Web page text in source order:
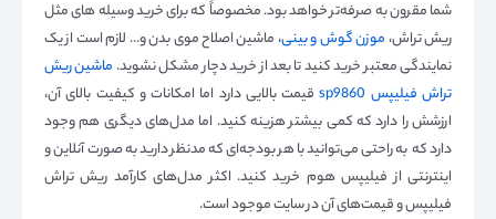
شما مقرون به صرفه‌تر خواهد بود. مخصوصاً که برای خرید وسیله‌ های مثل
ریش تراش، موزن گوش و بینی، ماشین اصلاح موی بدن و… لازم است از یک
نمایندگی معتبر خرید کنید تا بعد از خرید دچار مشکل نشوید. ماشین ریش
تراش فیلیپس sp9860
قیمت بالایی دارد اما امکانات و کیفیت بالای آن،
ارزشش را دارد که کمی بیشتر هزینه کنید. اما مدل‌های دیگری هم وجود
دارد که به راحتی می‌توانید با هر بودجه‌ای که مدنظر دارید به صورت آنلاین و
اینترنتی از فیلیپس هوم خرید کنید. اکثر مدل‌های کارآمد ریش تراش
فیلیپس و قیمت‌های آن در سایت موجود است.